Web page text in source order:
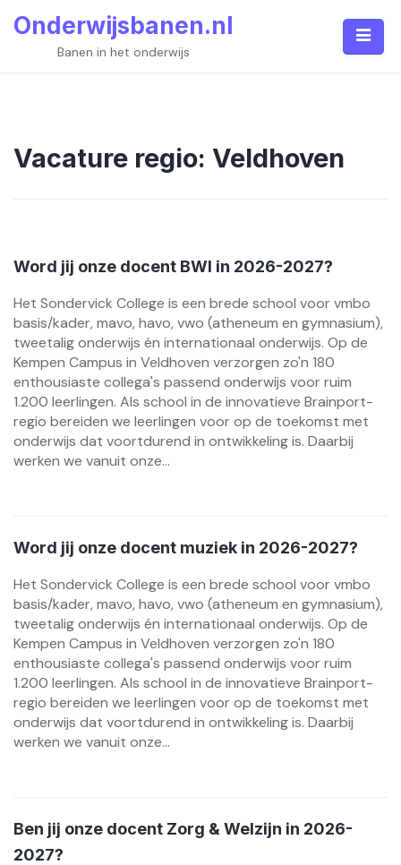
Onderwijsbanen.nl
Banen in het onderwijs
Vacature regio: Veldhoven
Word jij onze docent BWI in 2026-2027?
Het Sondervick College is een brede school voor vmbo
basis/kader, mavo, havo, vwo (atheneum en gymnasium),
tweetalig onderwijs én internationaal onderwijs. Op de
Kempen Campus in Veldhoven verzorgen zo'n 180
enthousiaste collega's passend onderwijs voor ruim
1.200 leerlingen. Als school in de innovatieve Brainport-
regio bereiden we leerlingen voor op de toekomst met
onderwijs dat voortdurend in ontwikkeling is. Daarbij
werken we vanuit onze...
Word jij onze docent muziek in 2026-2027?
Het Sondervick College is een brede school voor vmbo
basis/kader, mavo, havo, vwo (atheneum en gymnasium),
tweetalig onderwijs én internationaal onderwijs. Op de
Kempen Campus in Veldhoven verzorgen zo'n 180
enthousiaste collega's passend onderwijs voor ruim
1.200 leerlingen. Als school in de innovatieve Brainport-
regio bereiden we leerlingen voor op de toekomst met
onderwijs dat voortdurend in ontwikkeling is. Daarbij
werken we vanuit onze...
Ben jij onze docent Zorg & Welzijn in 2026-
2027?